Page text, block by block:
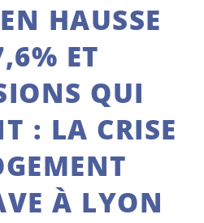
HAUSSE
ET
QUI
: LA CRISE
À LYON